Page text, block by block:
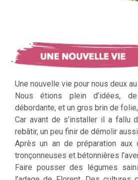
Une nouvelle vie pour nous deux
Nous étions plein d’idées,
débordante, et un gros brin de
Car avant de s’installer il a fallu
rebâtir, un peu finir de démolir
Après un an de préparation aux
tronçonneuses et bétonnières
Faire pousser des légumes